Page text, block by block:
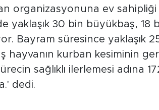
organizasyonuna ev sahipliği
yaklaşık 30 bin büyükbaş, 18
Bayram süresince yaklaşık
hayvanın kurban kesiminin
sağlıklı ilerlemesi adına
dedi.